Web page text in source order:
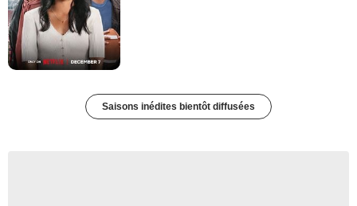
Saisons inédites bientôt diffusées